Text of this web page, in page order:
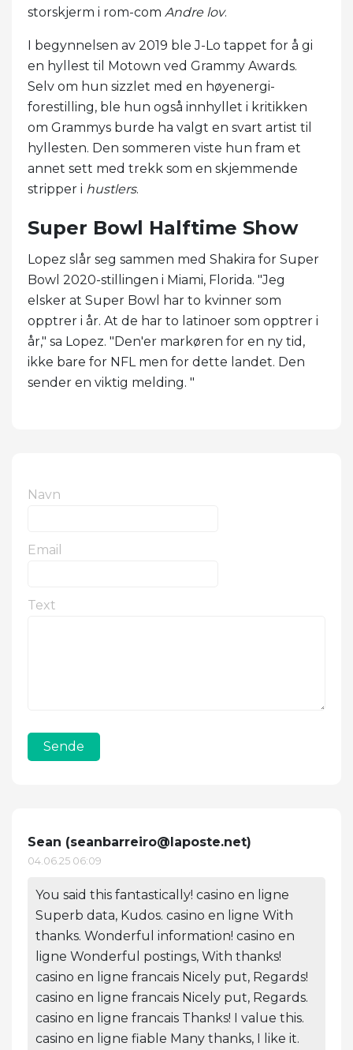
storskjerm i rom-com Andre lov.
I begynnelsen av 2019 ble J-Lo tappet for å gi
en hyllest til Motown ved Grammy Awards.
Selv om hun sizzlet med en høyenergi-
forestilling, ble hun også innhyllet i kritikken
om Grammys burde ha valgt en svart artist til
hyllesten. Den sommeren viste hun fram et
annet sett med trekk som en skjemmende
stripper i hustlers.
Super Bowl Halftime Show
Lopez slår seg sammen med Shakira for Super
Bowl 2020-stillingen i Miami, Florida. "Jeg
elsker at Super Bowl har to kvinner som
opptrer i år. At de har to latinoer som opptrer i
år," sa Lopez. "Den'er markøren for en ny tid,
ikke bare for NFL men for dette landet. Den
sender en viktig melding. "
Navn
Email
Text
Sende
Sean (seanbarreiro@laposte.net)
04.06.25 06:09
You said this fantastically! casino en ligne
Superb data, Kudos. casino en ligne With
thanks. Wonderful information! casino en
ligne Wonderful postings, With thanks!
casino en ligne francais Nicely put, Regards!
casino en ligne francais Nicely put, Regards.
casino en ligne francais Thanks! I value this.
casino en ligne fiable Many thanks, I like it.